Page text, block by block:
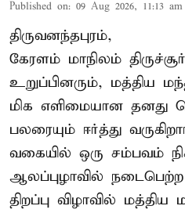
Published on: 09 Aug 2026, 11:13 am
திருவனந்தபுரம்,
கேரளம் மாநிலம்
உறுப்பினரும், மத்திய
மிக எளிமையான தனது
பலரையும் ஈர்த்து
வகையில் ஒரு சம்பவம்
ஆலப்புழாவில் நடைபெற்ற
திறப்பு விழாவில் மத்திய